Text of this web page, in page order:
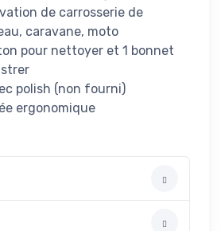
de carrosserie de
caravane, moto
pour nettoyer et 1 bonnet
polish (non fourni)
ergonomique